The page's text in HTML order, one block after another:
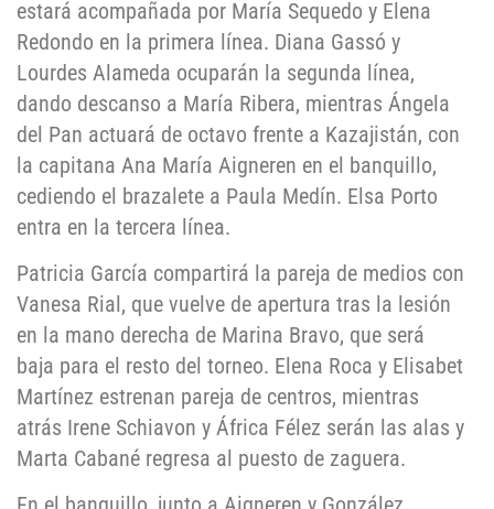
estará acompañada por María Sequedo y Elena
Redondo en la primera línea. Diana Gassó y
Lourdes Alameda ocuparán la segunda línea,
dando descanso a María Ribera, mientras Ángela
del Pan actuará de octavo frente a Kazajistán, con
la capitana Ana María Aigneren en el banquillo,
cediendo el brazalete a Paula Medín. Elsa Porto
entra en la tercera línea.
Patricia García compartirá la pareja de medios con
Vanesa Rial, que vuelve de apertura tras la lesión
en la mano derecha de Marina Bravo, que será
baja para el resto del torneo. Elena Roca y Elisabet
Martínez estrenan pareja de centros, mientras
atrás Irene Schiavon y África Félez serán las alas y
Marta Cabané regresa al puesto de zaguera.